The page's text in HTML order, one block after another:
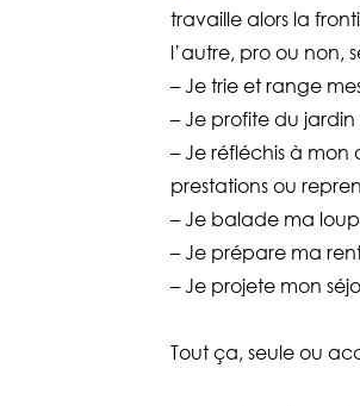
travaille alors la
l’autre, pro ou non,
– Je trie et range
– Je profite du
– Je réfléchis à mon
prestations ou
– Je balade ma
– Je prépare ma
– Je projete mon
Tout ça, seule ou